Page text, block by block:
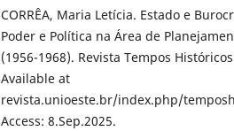
CORRÊA, Maria Letícia. Estado e
Poder e Política na Área de
(1956-1968). Revista Tempos
Available at
revista.unioeste.br/index.php/
Access: 8.Sep.2025.